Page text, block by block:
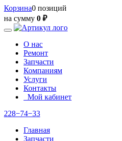
Корзина0 позиций
на сумму 0 ₽
О нас
Ремонт
Запчасти
Компаниям
Услуги
Контакты
Мой кабинет
228−74−33
Главная
Запчасти